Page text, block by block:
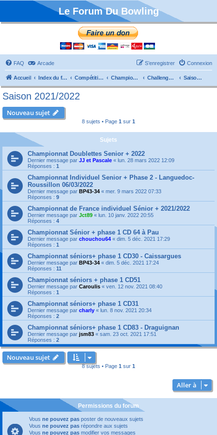
Le Forum Du Bowling
FAQ Arcade Connexion
S’enregistrer
Accueil Index du forum Compétitions Championnats de France Challenge Vétérans Saison 2021/2022
Saison 2021/2022
Nouveau sujet
8 sujets • Page 1 sur 1
Sujets
Championnat Doublettes Senior + 2022
Dernier message par JJ et Pascale « lun. 28 mars 2022 12:09
Réponses : 1
Championnat Individuel Senior + Phase 2 - Languedoc-
Roussillon 06/03/2022
Dernier message par BP43-34 « mer. 9 mars 2022 07:33
Réponses : 9
Championnat de France individuel Sénior + 2021/2022
Dernier message par Jct89 « lun. 10 janv. 2022 20:55
Réponses : 4
Championnat Sénior + phase 1 CD 64 à Pau
Dernier message par chouchou64 « dim. 5 déc. 2021 17:29
Réponses : 1
Championnat séniors+ phase 1 CD30 - Caissargues
Dernier message par BP43-34 « dim. 5 déc. 2021 17:24
Réponses : 11
Championnat séniors + phase 1 CD51
Dernier message par Caroulis « ven. 12 nov. 2021 08:40
Réponses : 1
Championnat séniors+ phase 1 CD31
Dernier message par charly « lun. 8 nov. 2021 20:34
Réponses : 2
Championnat séniors+ phase 1 CD83 - Draguignan
Dernier message par jsm83 « sam. 23 oct. 2021 17:51
Réponses : 2
Nouveau sujet
8 sujets • Page 1 sur 1
Aller à
Permissions du forum
Vous ne pouvez pas poster de nouveaux sujets
Vous ne pouvez pas répondre aux sujets
Vous ne pouvez pas modifier vos messages